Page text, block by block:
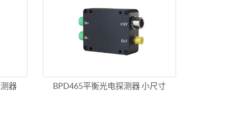
器 BPD465平衡光电探测器 小尺寸